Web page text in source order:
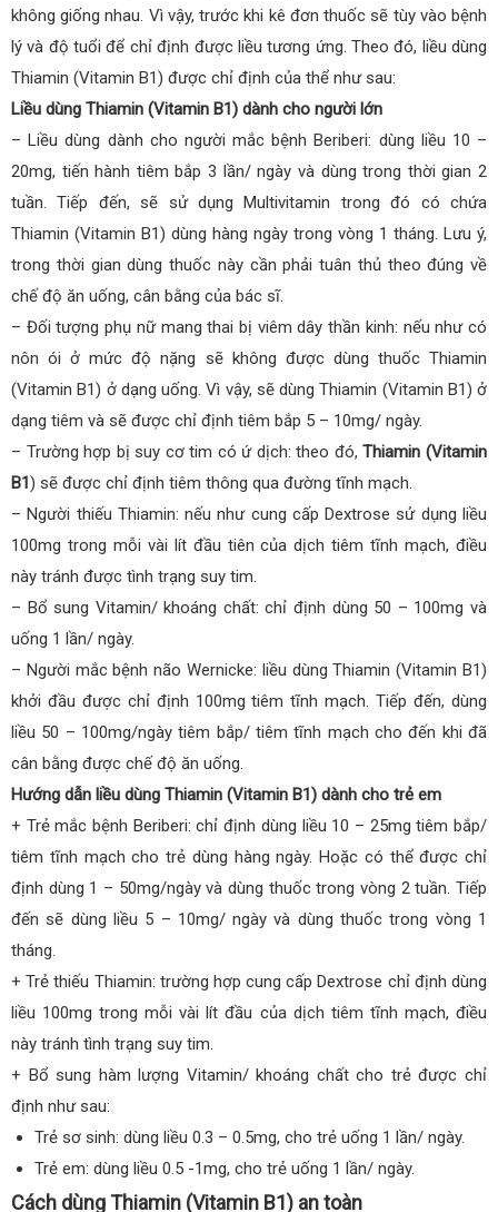
không giống nhau. Vì vậy, trước khi kê đơn thuốc sẽ tùy vào bệnh
lý và độ tuổi để chỉ định được liều tương ứng. Theo đó, liều dùng
Thiamin (Vitamin B1) được chỉ định của thể như sau:
Liều dùng Thiamin (Vitamin B1) dành cho người lớn
– Liều dùng dành cho người mắc bệnh Beriberi: dùng liều 10 –
20mg, tiến hành tiêm bắp 3 lần/ ngày và dùng trong thời gian 2
tuần. Tiếp đến, sẽ sử dụng Multivitamin trong đó có chứa
Thiamin (Vitamin B1) dùng hàng ngày trong vòng 1 tháng. Lưu ý,
trong thời gian dùng thuốc này cần phải tuân thủ theo đúng về
chế độ ăn uống, cân bằng của bác sĩ.
– Đối tượng phụ nữ mang thai bị viêm dây thần kinh: nếu như có
nôn ói ở mức độ nặng sẽ không được dùng thuốc Thiamin
(Vitamin B1) ở dạng uống. Vì vậy, sẽ dùng Thiamin (Vitamin B1) ở
dạng tiêm và sẽ được chỉ định tiêm bắp 5 – 10mg/ ngày.
– Trường hợp bị suy cơ tim có ứ dịch: theo đó,Thiamin (Vitamin
B1) sẽ được chỉ định tiêm thông qua đường tĩnh mạch.
– Người thiếu Thiamin: nếu như cung cấp Dextrose sử dụng liều
100mg trong mỗi vài lít đầu tiên của dịch tiêm tĩnh mạch, điều
này tránh được tình trạng suy tim.
– Bổ sung Vitamin/ khoáng chất: chỉ định dùng 50 – 100mg và
uống 1 lần/ ngày.
– Người mắc bệnh não Wernicke: liều dùng Thiamin (Vitamin B1)
khởi đầu được chỉ định 100mg tiêm tĩnh mạch. Tiếp đến, dùng
liều 50 – 100mg/ngày tiêm bắp/ tiêm tĩnh mạch cho đến khi đã
cân bằng được chế độ ăn uống.
Hướng dẫn liều dùng Thiamin (Vitamin B1) dành cho trẻ em
+ Trẻ mắc bệnh Beriberi: chỉ định dùng liều 10 – 25mg tiêm bắp/
tiêm tĩnh mạch cho trẻ dùng hàng ngày. Hoặc có thể được chỉ
định dùng 1 – 50mg/ngày và dùng thuốc trong vòng 2 tuần. Tiếp
đến sẽ dùng liều 5 – 10mg/ ngày và dùng thuốc trong vòng 1
tháng.
+ Trẻ thiếu Thiamin: trường hợp cung cấp Dextrose chỉ định dùng
liều 100mg trong mỗi vài lít đầu của dịch tiêm tĩnh mạch, điều
này tránh tình trạng suy tim.
+ Bổ sung hàm lượng Vitamin/ khoáng chất cho trẻ được chỉ
định như sau:
Trẻ sơ sinh: dùng liều 0.3 – 0.5mg, cho trẻ uống 1 lần/ ngày.
Trẻ em: dùng liều 0.5 -1mg, cho trẻ uống 1 lần/ ngày.
Cách dùng Thiamin (Vitamin B1) an toàn